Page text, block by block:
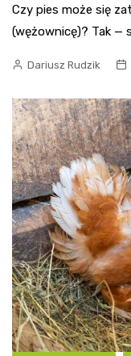
Czy pies może się
(wężownicę)? Tak —
Dariusz Rudzik